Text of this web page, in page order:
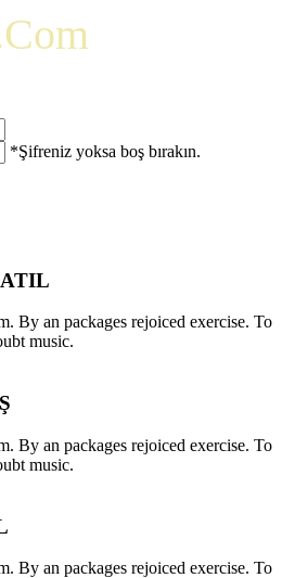
*Şifreniz yoksa boş bırakın.
By an packages rejoiced exercise. To
music.
By an packages rejoiced exercise. To
music.
By an packages rejoiced exercise. To